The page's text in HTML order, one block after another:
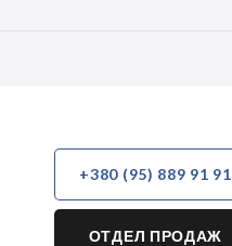
+380 (95) 889 91 91
ОТДЕЛ ПРОДАЖ